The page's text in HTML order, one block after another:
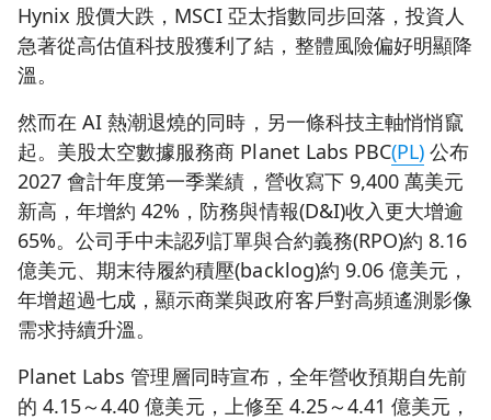
Hynix 股價大跌，MSCI 亞太指數同步回落，投資人
急著從高估值科技股獲利了結，整體風險偏好明顯降
溫。
然而在 AI 熱潮退燒的同時，另一條科技主軸悄悄竄
起。美股太空數據服務商 Planet Labs PBC(PL) 公布
2027 會計年度第一季業績，營收寫下 9,400 萬美元
新高，年增約 42%，防務與情報(D&I)收入更大增逾
65%。公司手中未認列訂單與合約義務(RPO)約 8.16
億美元、期末待履約積壓(backlog)約 9.06 億美元，
年增超過七成，顯示商業與政府客戶對高頻遙測影像
需求持續升溫。
Planet Labs 管理層同時宣布，全年營收預期自先前
的 4.15～4.40 億美元，上修至 4.25～4.41 億美元，